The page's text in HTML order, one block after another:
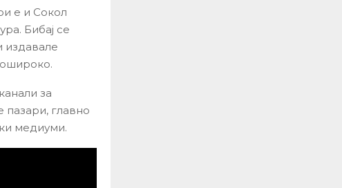
е и Сокол
Бибај се
издавале
за
пазари, главно
медиуми.